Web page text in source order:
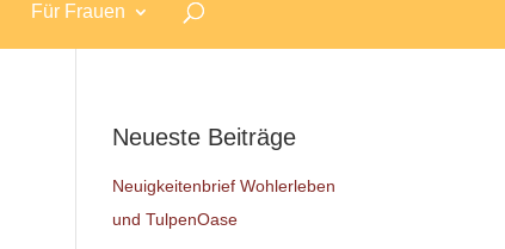
Für Frauen
Neueste Beiträge
Neuigkeitenbrief Wohlerleben
und TulpenOase